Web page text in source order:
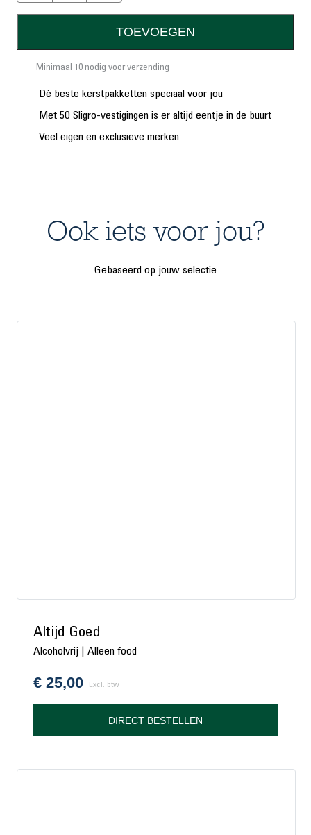
Boerenbont doppinda’s 200 gram
Food Festival caramel candy 65 gram
Nougat met pinda’s 100 gram
Doos 34,5x20x21 cm
Voordeelvouchers
aantal
TOEVOEGEN
Minimaal 10 nodig voor verzending
Dé beste kerstpakketten speciaal voor jou
Met 50 Sligro-vestigingen is er altijd eentje in de buurt
Veel eigen en exclusieve merken
Ook iets voor jou?
Gebaseerd op jouw selectie
Altijd Goed
Alcoholvrij | Alleen food
€ 25,00 Excl. btw
DIRECT BESTELLEN